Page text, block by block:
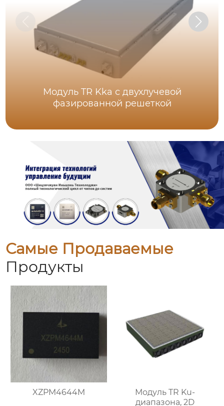
Модуль TR Kka с двухлучевой
фазированной решеткой
Самые Продаваемые
Продукты
XZPM4644M
Модуль TR Ku-
диапазона, 2D